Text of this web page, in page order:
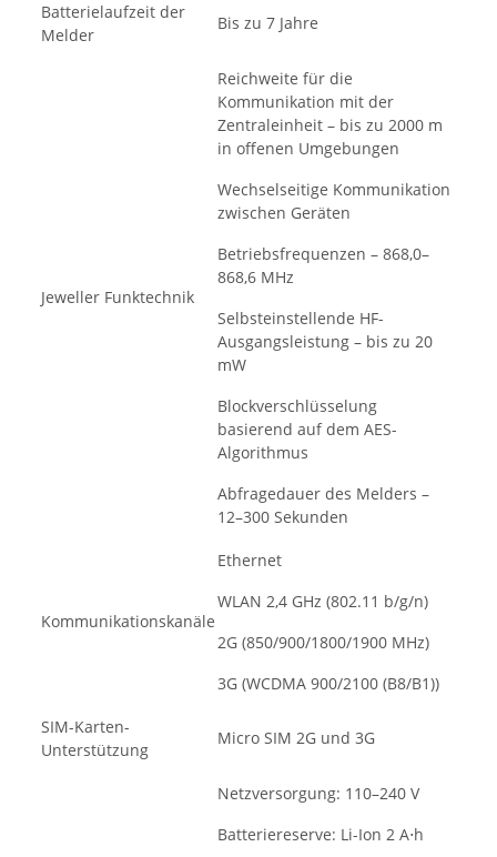
Batterielaufzeit der
Melder
Bis zu 7 Jahre
Jeweller Funktechnik
Reichweite für die
Kommunikation mit der
Zentraleinheit – bis zu 2000 m
in offenen Umgebungen
Wechselseitige Kommunikation
zwischen Geräten
Betriebsfrequenzen – 868,0–
868,6 MHz
Selbsteinstellende HF-
Ausgangsleistung – bis zu 20
mW
Blockverschlüsselung
basierend auf dem AES-
Algorithmus
Abfragedauer des Melders –
12–300 Sekunden
Kommunikationskanäle
Ethernet
WLAN 2,4 GHz (802.11 b/g/n)
2G (850/900/1800/1900 MHz)
3G (WCDMA 900/2100 (B8/B1))
SIM-Karten-
Unterstützung
Micro SIM 2G und 3G
Netzversorgung: 110–240 V
Batteriereserve: Li-Ion 2 A⋅h